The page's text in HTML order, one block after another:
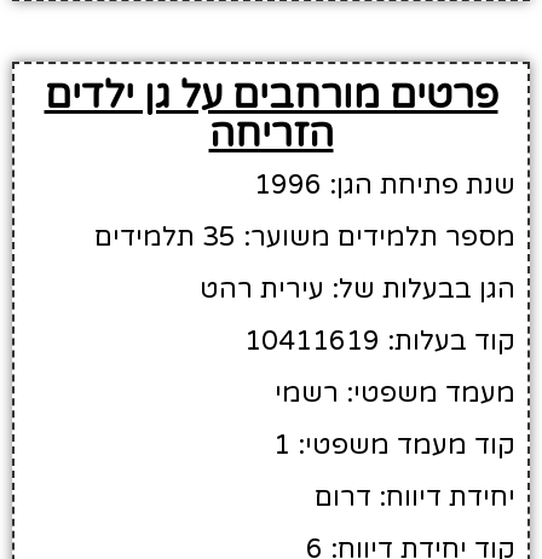
פרטים מורחבים על גן ילדים
הזריחה
שנת פתיחת הגן: 1996
מספר תלמידים משוער: 35 תלמידים
הגן בבעלות של: עירית רהט
קוד בעלות: 10411619
מעמד משפטי: רשמי
קוד מעמד משפטי: 1
יחידת דיווח: דרום
קוד יחידת דיווח: 6